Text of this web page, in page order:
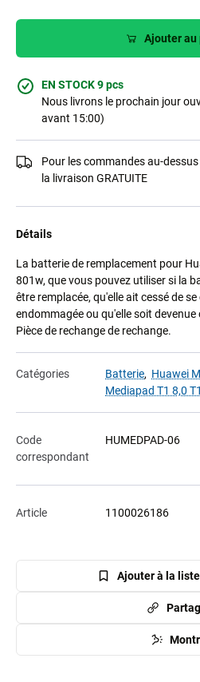
Ajouter au
EN STOCK 9 pcs
Nous livrons le prochain jour
avant 15:00)
Pour les commandes au-
la livraison GRATUITE
Détails
La batterie de remplacement pour
801w, que vous pouvez utiliser si la
être remplacée, qu'elle ait cessé de
endommagée ou qu'elle soit
Pièce de rechange de rechange.
Catégories Batterie, Huawei
Mediapad T1 8,0
Code
correspondant
HUMEDPAD-06
Article 1100026186
Ajouter à la